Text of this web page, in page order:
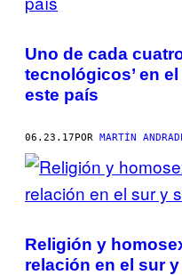
Uno de cada
tecnológicos’ en
este país
06.23.17POR MARTÍN
Religión y
relación en el sur